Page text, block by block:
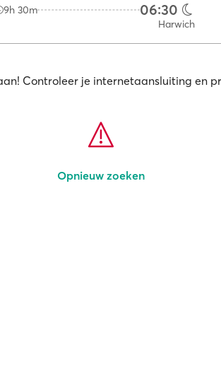
9h 30m 06:30
Harwich
Controleer je internetaansluiting en
Opnieuw zoeken